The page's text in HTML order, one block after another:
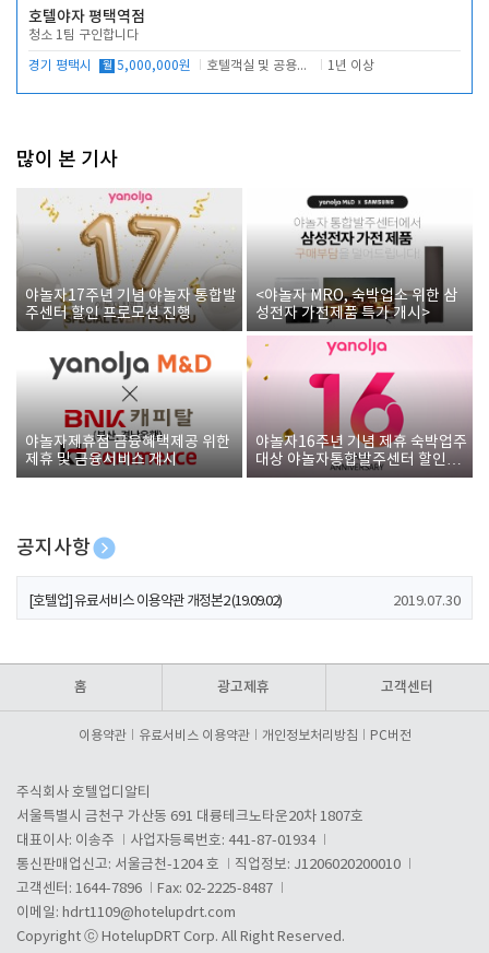
호텔야자 평택역점
청소 1팀 구인합니다
경기 평택시 월 5,000,000원 호텔객실 및 공용시설 청소 관리 1년 이상
많이 본 기사
야놀자17주년 기념 야놀자 통합발
주센터 할인 프로모션 진행
<야놀자 MRO, 숙박업소 위한 삼
성전자 가전제품 특가 개시>
야놀자제휴점 금융혜택제공 위한
제휴 및 금융서비스 게시
야놀자16주년 기념 제휴 숙박업주
대상 야놀자통합발주센터 할인쿠
폰 증정
공지사항
[호텔업] 개인정보 처리방침 개정본1 (19.09.02)
[호텔업] 유료서비스 이용약관 개정본2 (19.09.02) 2019.07.30
홈 광고제휴 고객센터
이용약관 유료서비스 이용약관 개인정보처리방침 PC버전
주식회사 호텔업디알티
서울특별시 금천구 가산동 691 대륭테크노타운20차 1807호
대표이사: 이송주
사업자등록번호: 441-87-01934
통신판매업신고: 서울금천-1204 호
직업정보: J1206020200010
고객센터: 1644-7896
Fax: 02-2225-8487
이메일: hdrt1109@hotelupdrt.com
Copyright ⓒ HotelupDRT Corp. All Right Reserved.